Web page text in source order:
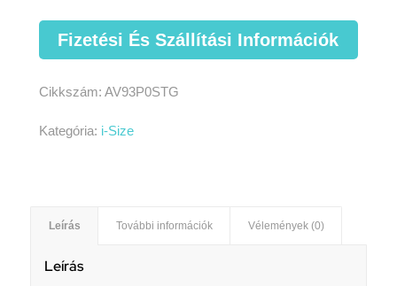
Fizetési És Szállítási Információk
Cikkszám: AV93P0STG
Kategória: i-Size
Leírás További információk Vélemények (0)
Leírás